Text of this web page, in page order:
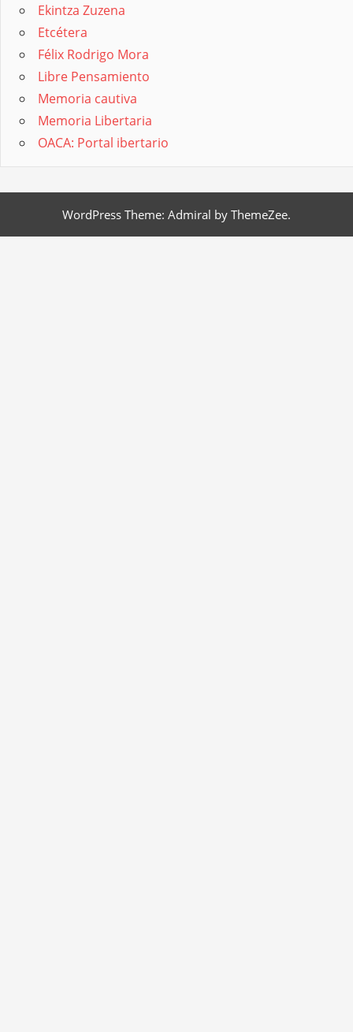
Ekintza Zuzena
Etcétera
Félix Rodrigo Mora
Libre Pensamiento
Memoria cautiva
Memoria Libertaria
OACA: Portal ibertario
WordPress Theme: Admiral by ThemeZee.